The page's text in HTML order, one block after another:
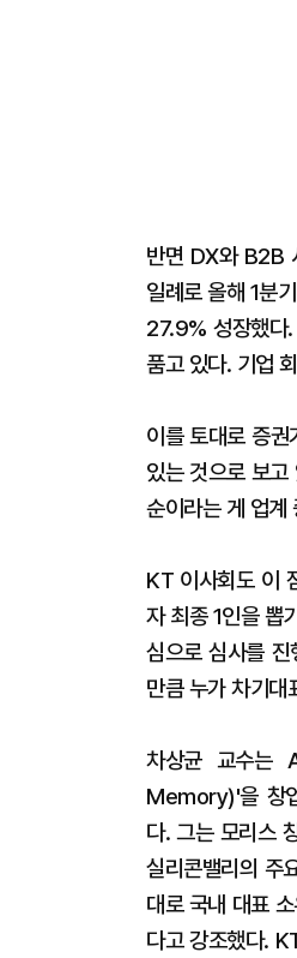
반면 DX와 B2B
일례로 올해 1분
27.9% 성장했다
품고 있다. 기업
이를 토대로 증
있는 것으로 보
순이라는 게 업계
KT 이사회도 이
자 최종 1인을 뽑
심으로 심사를
만큼 누가 차기대
차상균 교수는
Memory)'을 창
다. 그는 모리스
실리콘밸리의 주
대로 국내 대표
다고 강조했다.